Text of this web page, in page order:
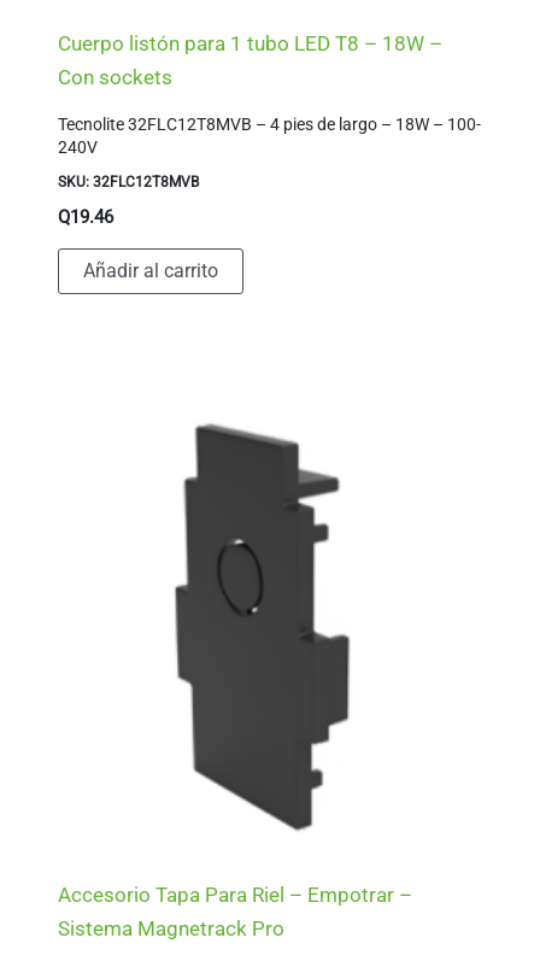
Cuerpo listón para 1 tubo LED T8 – 18W –
Con sockets
Tecnolite 32FLC12T8MVB – 4 pies de largo – 18W – 100-
240V
SKU: 32FLC12T8MVB
Q19.46
Añadir al carrito
Accesorio Tapa Para Riel – Empotrar –
Sistema Magnetrack Pro